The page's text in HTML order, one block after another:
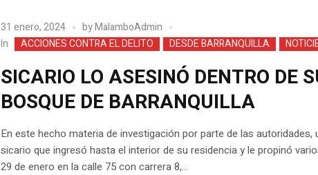
31 enero, 2024 byMalamboAdmin
In
ACCIONES CONTRA EL DELITO DESDE BARRANQUILLA
SICARIO LO ASESINÓ DENTRO DE
BOSQUE DE BARRANQUILLA
En este hecho materia de investigación por parte de las
sicario que ingresó hasta el interior de su residencia y le propinó
29 de enero en la calle 75 con carrera 8,...